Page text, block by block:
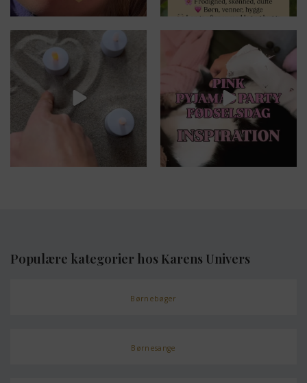
karens_univers
Hver gang jeg er til samtale i
psykiatrien, går
Jun 29
karens_univers
Jeg har nægtet at holde fødseldage
med
Jun 26
Populære kategorier hos Karens Univers
Børnebøger
Børnesange